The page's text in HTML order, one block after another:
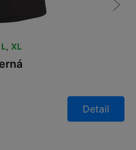
L, XL
Detail